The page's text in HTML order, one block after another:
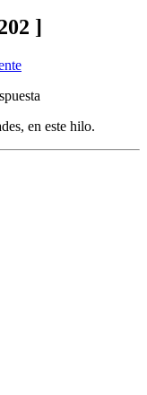
]
en este hilo.